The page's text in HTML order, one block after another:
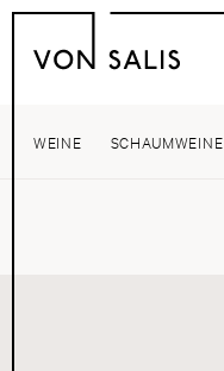
WEINE SCHAUMWEINE